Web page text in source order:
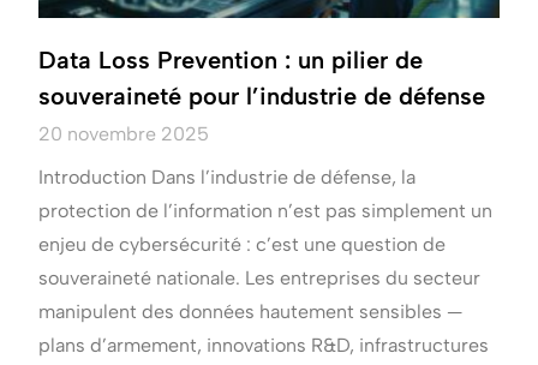
Data Loss Prevention : un pilier de
souveraineté pour l’industrie de défense
20 novembre 2025
Introduction Dans l’industrie de défense, la
protection de l’information n’est pas simplement un
enjeu de cybersécurité : c’est une question de
souveraineté nationale. Les entreprises du secteur
manipulent des données hautement sensibles —
plans d’armement, innovations R&D, infrastructures